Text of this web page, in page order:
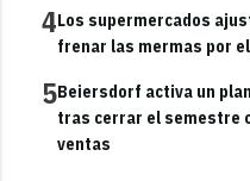
4Los supermercados
frenar las mermas por
5Beiersdorf activa un
tras cerrar el semestre
ventas